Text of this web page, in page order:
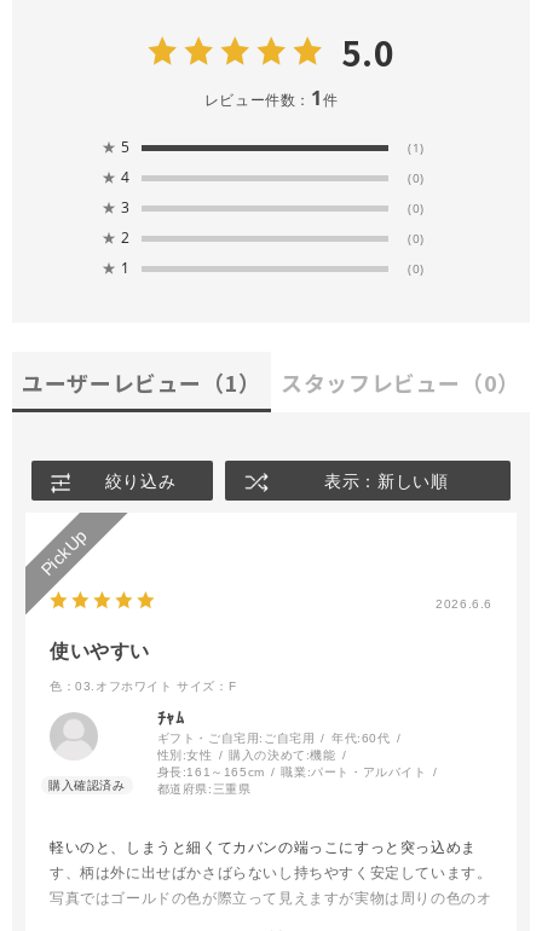
5.0
レビュー件数： 1件
★ 5 (1)
★ 4 (0)
★ 3 (0)
★ 2 (0)
★ 1 (0)
ユーザーレビュー （1） スタッフレビュー （0）
絞り込み 表示：新しい順
2026.6.6
使いやすい
色：03.オフホワイト サイズ：F
ﾁｬﾑ
ギフト・ご自宅用: ご自宅用 年代:60代
性別:女性 購入の決めて:機能
身長:161～165cm 職業:パート・アルバイト
都道府県: 三重県
軽いのと、しまうと細くてカバンの端っこにすっと突っ込めま
す、柄は外に出せばかさばらないし持ちやすく安定しています。
写真ではゴールドの色が際立って見えますが実物は周りの色のオ